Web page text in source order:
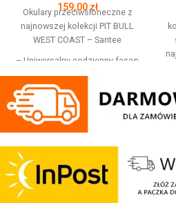
159,00zł
Okulary przeciwsłoneczne z
najnowszej kolekcji PIT BULL
WEST COAST – Santee
– Uniwersalny codzienny fason
– Czarne grube oprawki
– Efektowne niebieskie
cieniowane szkła od zewnątrz
– Wykonane z najwyższej jakości
właściwości antyalergiczne
– Soczewki polaryzowane TAC o
grubości ponad 1mm dodatkowo
chronione specjalną warstwą
i